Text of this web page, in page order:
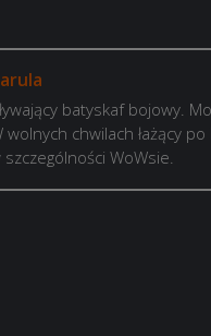
batyskaf bojowy.
wolnych chwilach łażący
szczególności WoWsie.